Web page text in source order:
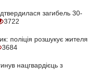
загибель 30-
3722
поліція розшукує жителя
3684
нацгвардієць з